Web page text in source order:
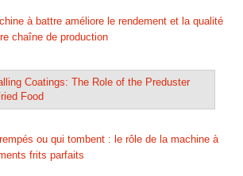
à battre améliore le rendement et la qualité
chaîne de production
ou qui tombent : le rôle de la machine à
frits parfaits